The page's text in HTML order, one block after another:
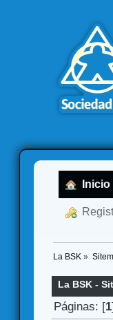
Inicio
La BSK »
La BSK -
Páginas: [1